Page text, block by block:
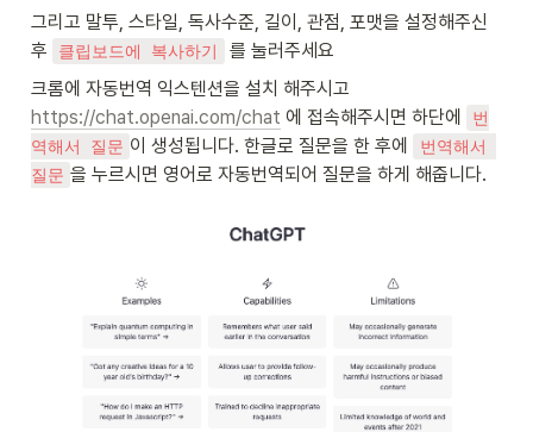
그리고 말투, 스타일, 독사수준, 길이, 관점, 포맷을 설정해주신
후
클립보드에 복사하기
를 눌러주세요
https://chat.openai.com/chat 에 접속해주시면 하단에
번
역해서 질문 이 생성됩니다. 한글로 질문을 한 후에
번역해서
질문 을 누르시면 영어로 자동번역되어 질문을 하게 해줍니다.